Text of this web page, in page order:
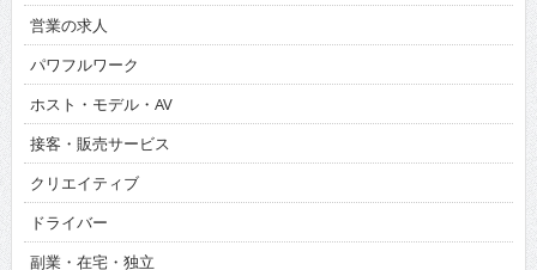
営業の求人
パワフルワーク
ホスト・モデル・AV
接客・販売サービス
クリエイティブ
ドライバー
副業・在宅・独立